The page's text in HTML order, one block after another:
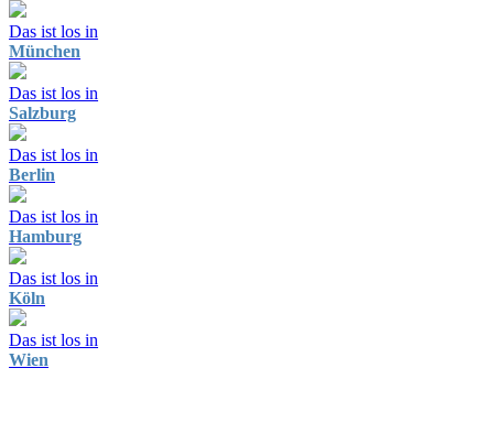
Das ist los in
München
Das ist los in
Salzburg
Das ist los in
Berlin
Das ist los in
Hamburg
Das ist los in
Köln
Das ist los in
Wien